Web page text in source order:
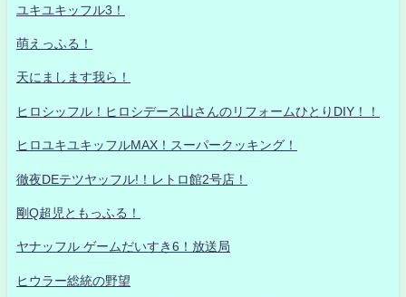
ユキユキッフル3！
萌えっふる！
天にまします我ら！
ヒロシッフル！ヒロシデース山さんのリフォームひとりDIY！！
ヒロユキユキッフルMAX！スーパークッキング！
徹夜DEテツヤッフル!！レトロ館2号店！
剛Q超児ともっふる！
ヤナッフル ゲームだいすき6！放送局
ヒウラー総統の野望